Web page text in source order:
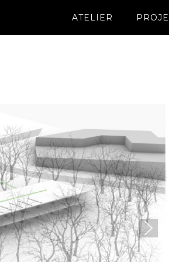
ATELIER